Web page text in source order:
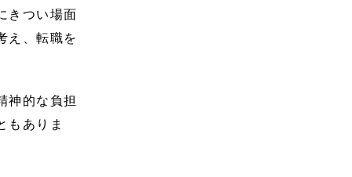
きつい場面
え、転職を
神的な負担
もありま